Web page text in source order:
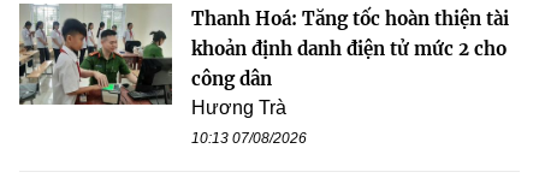
Thanh Hoá: Tăng tốc hoàn thiện tài
khoản định danh điện tử mức 2 cho
công dân
Hương Trà
10:13 07/08/2026